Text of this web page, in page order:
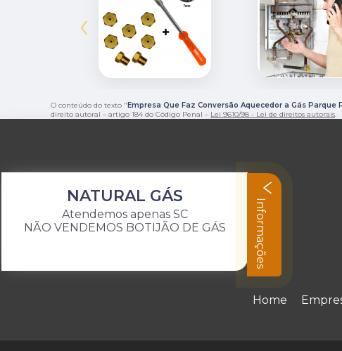
‹
O conteúdo do texto " Empresa Que Faz Conversão Aquecedor a Gás Parque
direito autoral – artigo 184 do Código Penal – Lei 9610/98 - Lei de direitos autorais.
Home
NATURAL GÁS
Atendemos apenas SC
NÃO VENDEMOS BOTIJÃO DE GÁS
Informações